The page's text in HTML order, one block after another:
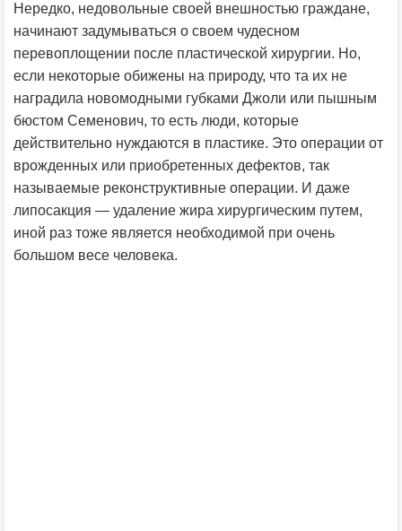
Нередко, недовольные своей внешностью граждане,
начинают задумываться о своем чудесном
перевоплощении после пластической хирургии. Но,
если некоторые обижены на природу, что та их не
наградила новомодными губками Джоли или пышным
бюстом Семенович, то есть люди, которые
действительно нуждаются в пластике. Это операции от
врожденных или приобретенных дефектов, так
называемые реконструктивные операции. И даже
липосакция — удаление жира хирургическим путем,
иной раз тоже является необходимой при очень
большом весе человека.